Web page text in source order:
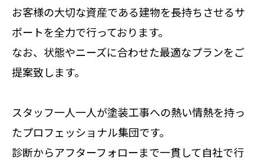
お客様の大切な資産である建物を長持ちさせるサ
ポートを全力で行っております。
なお、状態やニーズに合わせた最適なプランをご
提案致します。
スタッフ一人一人が塗装工事への熱い情熱を持っ
たプロフェッショナル集団です。
診断からアフターフォローまで一貫して自社で行